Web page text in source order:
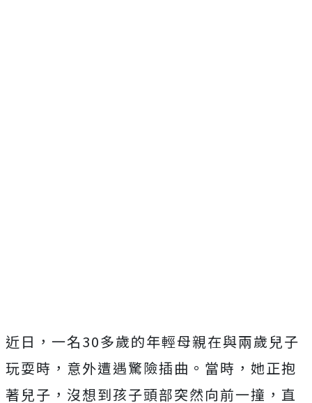
近日，一名30多歲的年輕母親在與兩歲兒子
玩耍時，意外遭遇驚險插曲。當時，她正抱
著兒子，沒想到孩子頭部突然向前一撞，直